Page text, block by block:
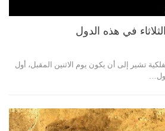
في هذه الدول
تشير إلى أن يكون يوم الاثنين المقبل، أول